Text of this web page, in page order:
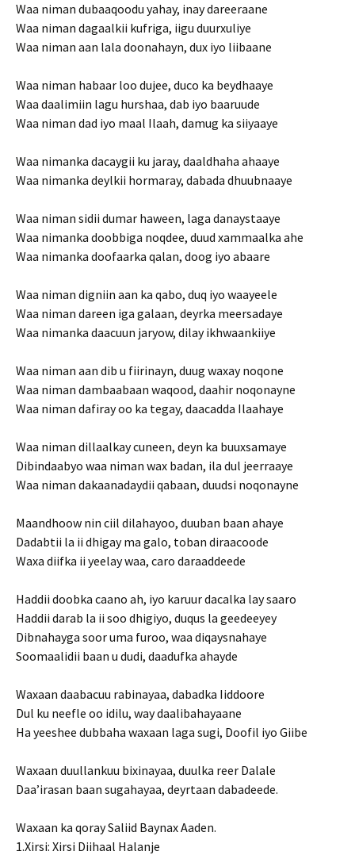
Waa niman dubaaqoodu yahay, inay dareeraane
Waa niman dagaalkii kufriga, iigu duurxuliye
Waa niman aan lala doonahayn, dux iyo liibaane
Waa niman habaar loo dujee, duco ka beydhaaye
Waa daalimiin lagu hurshaa, dab iyo baaruude
Waa niman dad iyo maal Ilaah, damug ka siiyaaye
Waa nimanka dacaygii ku jaray, daaldhaha ahaaye
Waa nimanka deylkii hormaray, dabada dhuubnaaye
Waa niman sidii dumar haween, laga danaystaaye
Waa nimanka doobbiga noqdee, duud xammaalka ahe
Waa nimanka doofaarka qalan, doog iyo abaare
Waa niman digniin aan ka qabo, duq iyo waayeele
Waa niman dareen iga galaan, deyrka meersadaye
Waa nimanka daacuun jaryow, dilay ikhwaankiiye
Waa niman aan dib u fiirinayn, duug waxay noqone
Waa niman dambaabaan waqood, daahir noqonayne
Waa niman dafiray oo ka tegay, daacadda Ilaahaye
Waa niman dillaalkay cuneen, deyn ka buuxsamaye
Dibindaabyo waa niman wax badan, ila dul jeerraaye
Waa niman dakaanadaydii qabaan, duudsi noqonayne
Maandhoow nin ciil dilahayoo, duuban baan ahaye
Dadabtii la ii dhigay ma galo, toban diraacoode
Waxa diifka ii yeelay waa, caro daraaddeede
Haddii doobka caano ah, iyo karuur dacalka lay saaro
Haddii darab la ii soo dhigiyo, duqus la geedeeyey
Dibnahayga soor uma furoo, waa diqaysnahaye
Soomaalidii baan u dudi, daadufka ahayde
Waxaan daabacuu rabinayaa, dabadka Iiddoore
Dul ku neefle oo idilu, way daalibahayaane
Ha yeeshee dubbaha waxaan laga sugi, Doofil iyo Giibe
Waxaan duullankuu bixinayaa, duulka reer Dalale
Daa’irasan baan sugahayaa, deyrtaan dabadeede.
Waxaan ka qoray Saliid Baynax Aaden.
1.Xirsi: Xirsi Diihaal Halanje